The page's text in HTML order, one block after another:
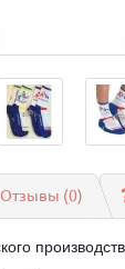
Отзывы (0)